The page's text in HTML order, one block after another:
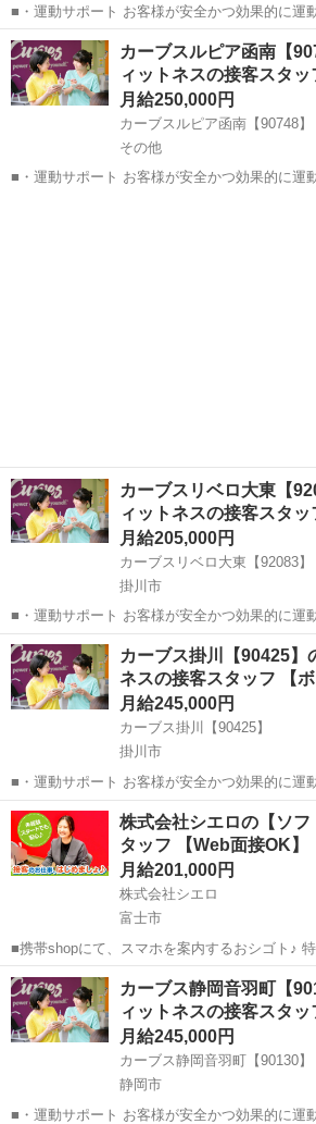
■・運動サポート お客様が安全かつ効果的に運
の使い方をアドバイスします。運動が初めての
どなので、難しい指導はありません。「今日は
ょう！」といったお声がけをしながら、...
静岡 牧之原市 その他
カーブスルピア函南【
ィットネスの接客スタ
月給250,000円
カーブスルピア函南【90748】
その他
■・運動サポート お客様が安全かつ効果的に運
カーブスリベロ大東【
ィットネスの接客スタ
月給205,000円
カーブスリベロ大東【92083】
掛川市
■・運動サポート お客様が安全かつ効果的に運
の使い方をアドバイスします。運動が初めての
どなので、難しい指導はありません。「今日は
ょう！」といったお声がけをしながら、...
静岡 掛川市 その他
カーブス掛川【90425】
ネスの接客スタッフ 【
月給245,000円
カーブス掛川【90425】
掛川市
■・運動サポート お客様が安全かつ効果的に運
の使い方をアドバイスします。運動が初めての
どなので、難しい指導はありません。「今日は
ょう！」といったお声がけをしながら、...
静岡 掛川市 その他
株式会社シエロの【ソ
タッフ 【Web面接OK】
月給201,000円
株式会社シエロ
富士市
■携帯shopにて、スマホを案内するおシゴト♪ 特
で、ご安心を。新規契約、機種変更、 各種料
ご提案などをお願いします。 初めての方でも安心♪ あなた専属のコー
ディネーターが親切・丁...
静岡 富士市 その他
カーブス静岡音羽町【
ィットネスの接客スタ
月給245,000円
カーブス静岡音羽町【90130】
静岡市
■・運動サポート お客様が安全かつ効果的に運